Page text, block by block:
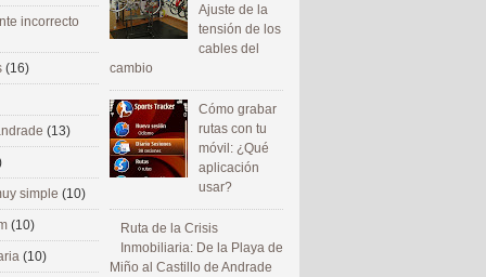
Ajuste de la
tensión de los
cables del
cambio
Cómo grabar
rutas con tu
móvil: ¿Qué
aplicación
usar?
Ruta de la Crisis
Inmobiliaria: De la Playa de
Miño al Castillo de Andrade
incorrecto
(16)
(13)
simple (10)
(10)
(10)